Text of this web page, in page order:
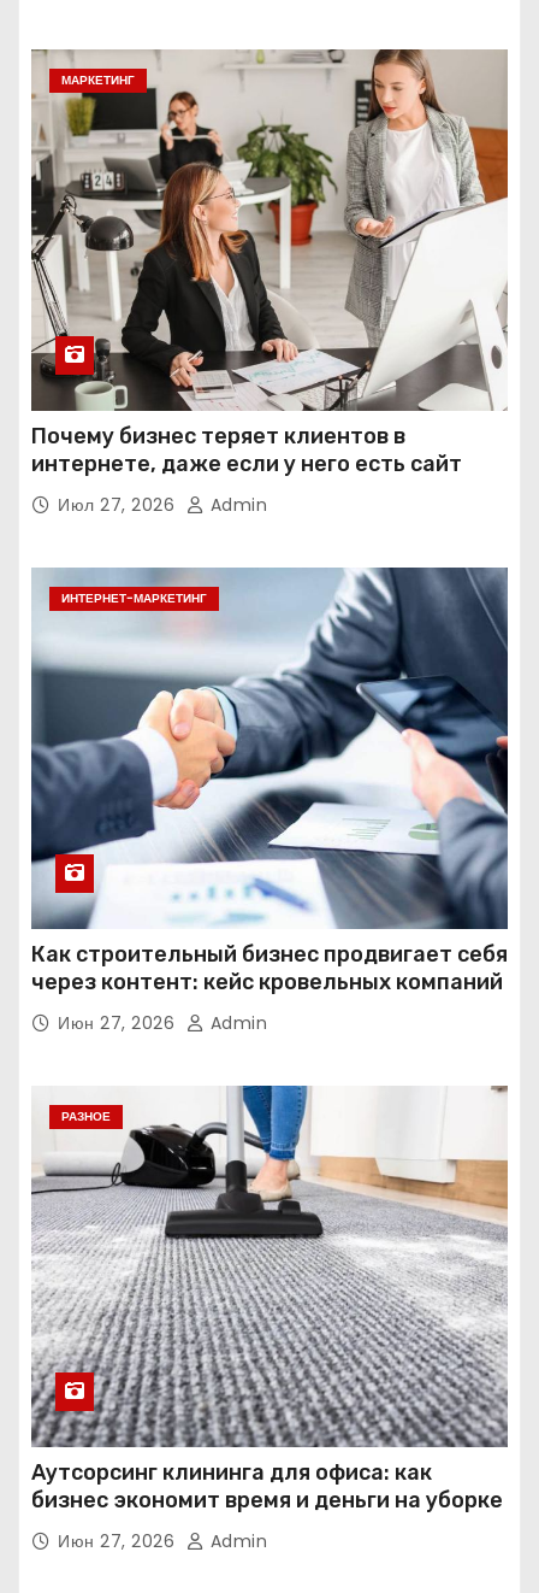
МАРКЕТИНГ
Почему бизнес теряет клиентов в
интернете, даже если у него есть сайт
Июл 27, 2026 Admin
ИНТЕРНЕТ-МАРКЕТИНГ
Как строительный бизнес продвигает себя
через контент: кейс кровельных компаний
Июн 27, 2026 Admin
РАЗНОЕ
Аутсорсинг клининга для офиса: как
бизнес экономит время и деньги на уборке
Июн 27, 2026 Admin